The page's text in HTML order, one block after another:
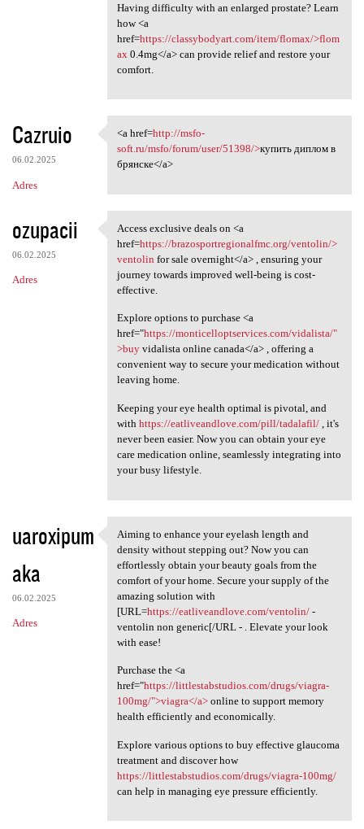
Having difficulty with an enlarged prostate? Learn
how <a
href=https://classybodyart.com/item/flomax/>flom
ax 0.4mg</a> can provide relief and restore your
comfort.
Cazruio
06.02.2025
Adres
<a href=http://msfo-soft.ru
<a href=http://msfo-
soft.ru/msfo/forum/user/51398/>купить диплом в
брянске</a>
ozupacii
06.02.2025
Adres
Access exclusive deals on <a
Access exclusive deals on <a
href=https://brazosportregionalfmc.org/ventolin/>
ventolin for sale overnight</a> , ensuring your
journey towards improved well-being is cost-
effective.
Explore options to purchase <a
href="https://monticelloptservices.com/vidalista/"
>buyvidalista online canada</a> , offering a
convenient way to secure your medication without
leaving home.
Keeping your eye health optimal is pivotal, and
with https://eatliveandlove.com/pill/tadalafil/, it's
never been easier. Now you can obtain your eye
care medication online, seamlessly integrating into
your busy lifestyle.
uaroxipum
aka
06.02.2025
Adres
Aiming to enhance your
Aiming to enhance your eyelash length and
density without stepping out? Now you can
effortlessly obtain your beauty goals from the
comfort of your home. Secure your supply of the
amazing solution with
[URL=https://eatliveandlove.com/ventolin/-
ventolin non generic[/URL - . Elevate your look
with ease!
Purchase the <a
href="https://littlestabstudios.com/drugs/viagra-
100mg/">viagra</a>online to support memory
health efficiently and economically.
Explore various options to buy effective glaucoma
treatment and discover how
https://littlestabstudios.com/drugs/viagra-100mg/
can help in managing eye pressure efficiently.